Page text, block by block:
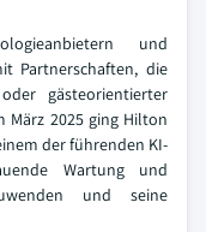
und
Partnerschaften, die
gästeorientierter
März 2025 ging Hilton
der führenden KI-
Wartung und
und seine